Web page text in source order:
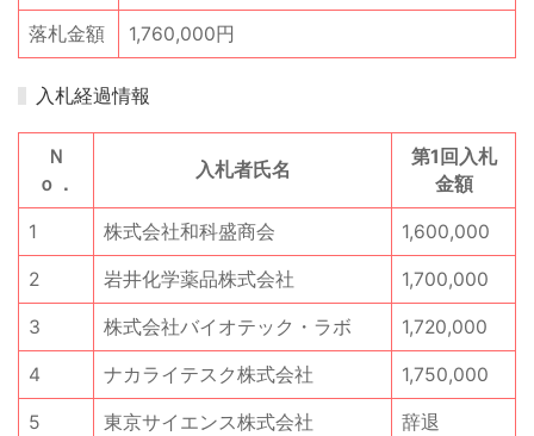
落札金額 1,760,000円
入札経過情報
Ｎ
ｏ．
入札者氏名
第1回入札
金額
1 株式会社和科盛商会 1,600,000
2 岩井化学薬品株式会社 1,700,000
3 株式会社バイオテック・ラボ 1,720,000
4 ナカライテスク株式会社 1,750,000
5 東京サイエンス株式会社 辞退